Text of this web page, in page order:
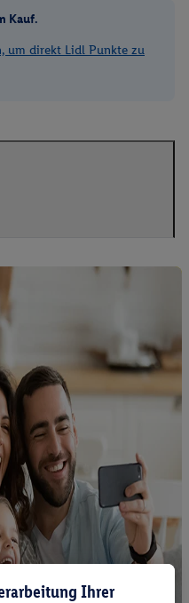
Kauf.
um direkt Lidl Punkte zu
Ihrer